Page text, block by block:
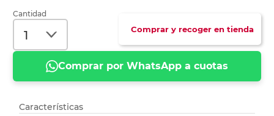
Cantidad
Comprar y recoger en tienda
Comprar por WhatsApp a cuotas
Características